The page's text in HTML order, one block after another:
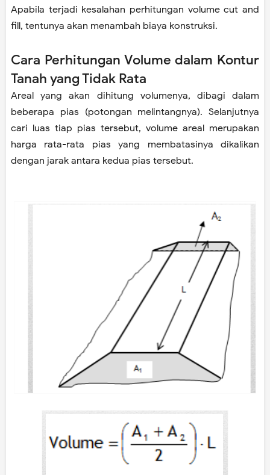
Apabila terjadi kesalahan perhitungan volume cut and
fill, tentunya akan menambah biaya konstruksi.
Cara Perhitungan Volume dalam Kontur
Tanah yang Tidak Rata
Areal yang akan dihitung volumenya, dibagi dalam
beberapa pias (potongan melintangnya). Selanjutnya
cari luas tiap pias tersebut, volume areal merupakan
harga rata-rata pias yang membatasinya dikalikan
dengan jarak antara kedua pias tersebut.